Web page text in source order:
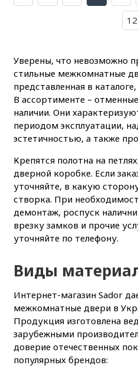
12
Уверены, что невозможно
стильные межкомнатные
представленная в
В ассортименте –
наличии. Они
периодом эксплуатации,
эстетичностью, а также
Крепятся полотна на
дверной коробке. Если
уточняйте, в какую
створка. При
демонтаж, роспуск
врезку замков и прочие
уточняйте по телефону.
Виды
Интернет-магазин Sador
межкомнатные двери в
Продукция изготовлена
зарубежными
доверие отечественных
популярных брендов: